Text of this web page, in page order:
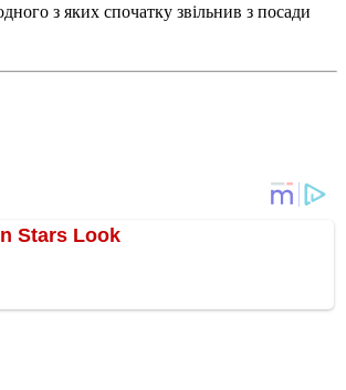
з яких спочатку звільнив з посади